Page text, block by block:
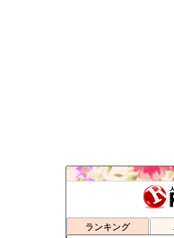
ランキング
124位 Tabiholic 旅
一年半でフ
126位 京都発！こだ